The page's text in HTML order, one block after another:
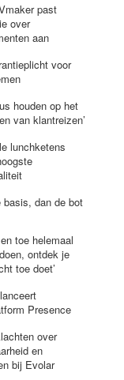
past
over
aan
voor
houden op het
van klantreizen’
lunchketens
basis, dan de bot
toe helemaal
ontdek je
toe doet’
Presence
over
en
bij Evolar